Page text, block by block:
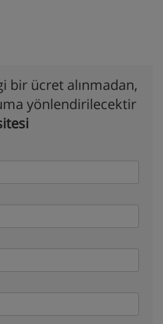
bir ücret alınmadan,
yönlendirilecektir